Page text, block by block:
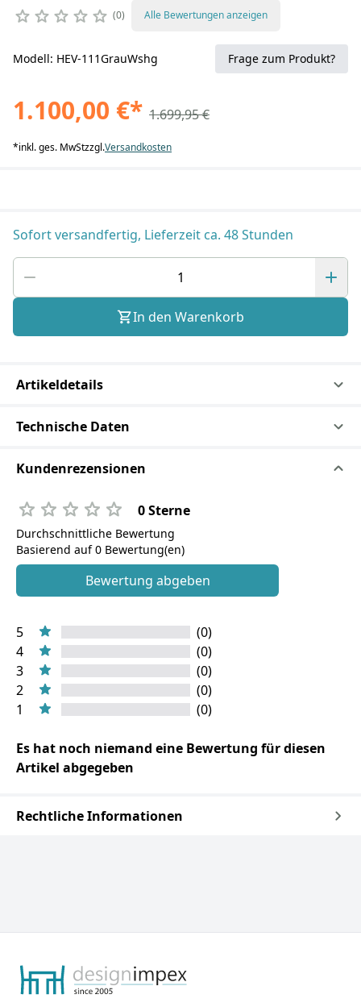
0 Alle Bewertungen anzeigen
Modell: HEV-111GrauWshg Frage zum Produkt?
1.100,00 €* 1.699,95 €
*inkl. ges. MwStzzgl.Versandkosten
Sofort versandfertig, Lieferzeit ca. 48 Stunden
In den Warenkorb
Artikeldetails
Technische Daten
Kundenrezensionen
0 Sterne
Durchschnittliche Bewertung
Basierend auf 0 Bewertung(en)
Bewertung abgeben
5
(0)
4
(0)
3
(0)
2
(0)
1
(0)
Es hat noch niemand eine Bewertung für diesen
Artikel abgegeben
Rechtliche Informationen